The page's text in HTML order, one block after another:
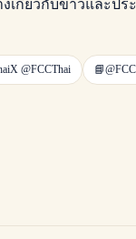
เกี่ยวกับข่าวและป
X @FCCThai 📘